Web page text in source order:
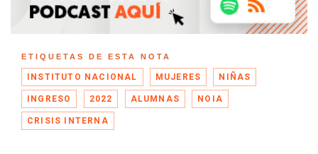
ETIQUETAS DE ESTA NOTA
INSTITUTO NACIONAL MUJERES NIÑAS
INGRESO 2022 ALUMNAS NOIA
CRISIS INTERNA